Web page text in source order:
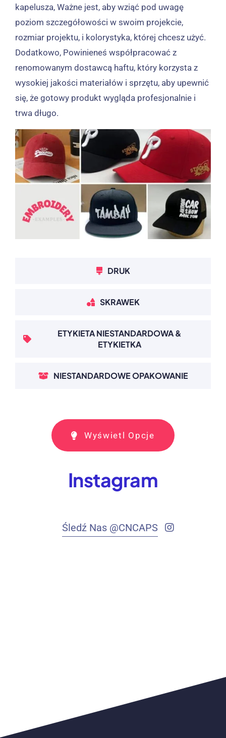
kapelusza, Ważne jest, aby wziąć pod uwagę
poziom szczegółowości w swoim projekcie,
rozmiar projektu, i kolorystyka, której chcesz użyć.
Dodatkowo, Powinieneś współpracować z
renomowanym dostawcą haftu, który korzysta z
wysokiej jakości materiałów i sprzętu, aby upewnić
się, że gotowy produkt wygląda profesjonalnie i
trwa długo.
DRUK
SKRAWEK
ETYKIETA NIESTANDARDOWA &
ETYKIETKA
NIESTANDARDOWE OPAKOWANIE
Wyświetl Opcje
Instagram
Śledź Nas @CNCAPS